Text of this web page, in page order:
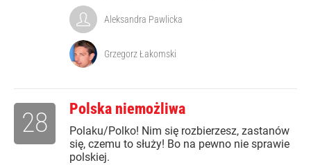
Aleksandra Pawlicka
Grzegorz Łakomski
Polska niemożliwa
Polaku/Polko! Nim się rozbierzesz, zastanów
się, czemu to służy! Bo na pewno nie sprawie
polskiej.
28